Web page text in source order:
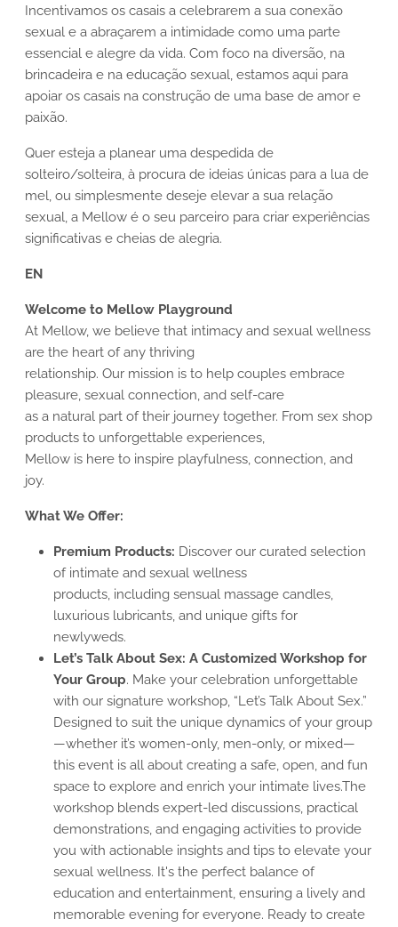
Incentivamos os casais a celebrarem a sua conexão
sexual e a abraçarem a intimidade como uma parte
essencial e alegre da vida. Com foco na diversão, na
brincadeira e na educação sexual, estamos aqui para
apoiar os casais na construção de uma base de amor e
paixão.
Quer esteja a planear uma despedida de
solteiro/solteira, à procura de ideias únicas para a lua de
mel, ou simplesmente deseje elevar a sua relação
sexual, a Mellow é o seu parceiro para criar experiências
significativas e cheias de alegria.
EN
Welcome to Mellow Playground
At Mellow, we believe that intimacy and sexual wellness
are the heart of any thriving
relationship. Our mission is to help couples embrace
pleasure, sexual connection, and self-care
as a natural part of their journey together. From sex shop
products to unforgettable experiences,
Mellow is here to inspire playfulness, connection, and
joy.
What We Offer:
Premium Products: Discover our curated selection
of intimate and sexual wellness
products, including sensual massage candles,
luxurious lubricants, and unique gifts for
newlyweds.
Let’s Talk About Sex: A Customized Workshop for
Your Group. Make your celebration unforgettable
with our signature workshop, “Let’s Talk About Sex.”
Designed to suit the unique dynamics of your group
—whether it’s women-only, men-only, or mixed—
this event is all about creating a safe, open, and fun
space to explore and enrich your intimate lives.The
workshop blends expert-led discussions, practical
demonstrations, and engaging activities to provide
you with actionable insights and tips to elevate your
sexual wellness. It's the perfect balance of
education and entertainment, ensuring a lively and
memorable evening for everyone. Ready to create